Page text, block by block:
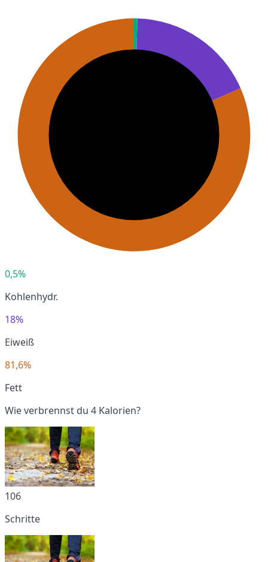
0,5%
Kohlenhydr.
18%
Eiweiß
81,6%
Fett
Wie verbrennst du 4 Kalorien?
106
Schritte